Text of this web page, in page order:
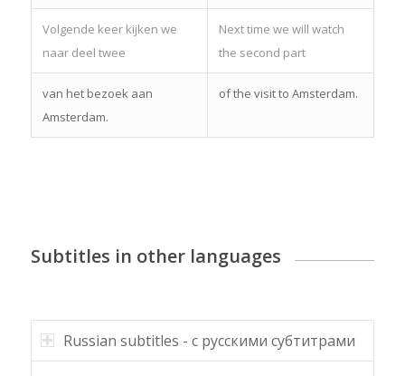
Volgende keer kijken we
naar deel twee
Next time we will watch
the second part
van het bezoek aan
Amsterdam.
of the visit to Amsterdam.
Subtitles in other languages
Russian subtitles - с русскими субтитрами